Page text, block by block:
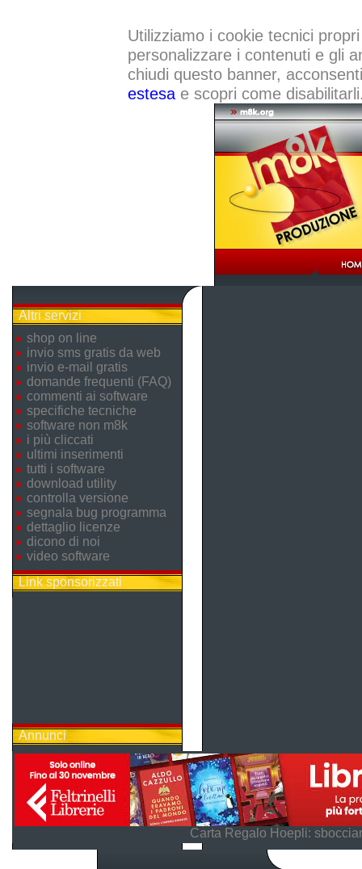
Utilizziamo i cookie tecnici
personalizzare i contenuti e gli
chiudi questo banner,
estesae scopri come
Altri servizi
shop on line
invio sms gratis da web
invio e-mail gratis
domande frequenti (FAQ)
commenti ai software
specifiche tecniche
software non m8k
i più cliccati
ultimi inserimenti
tutti i software
download utility
controlla versione
segnala bug programma
dettaglio licenze
dicono di noi
video software
Link sponsorizzati
Annunci
Carta Regalo Hoepli: